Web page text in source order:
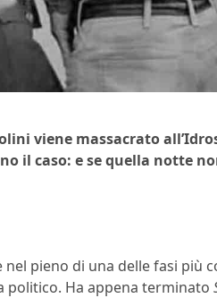
viene massacrato
il caso: e se quella notte
nel pieno di una delle fasi più
politico. Ha appena terminato